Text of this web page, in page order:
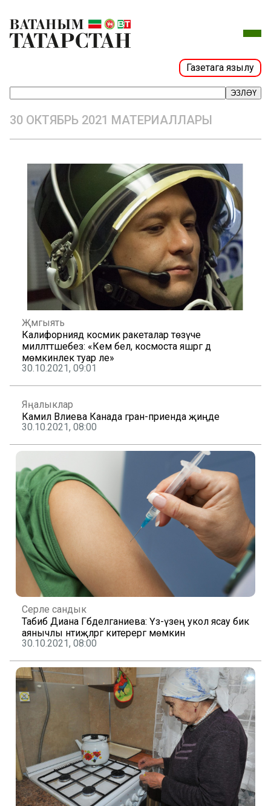
Газетага язылу
ЭЗЛӘҮ
30 ОКТЯБРЬ 2021 МАТЕРИАЛЛАРЫ
Җәмгыять
Калифорниядә космик ракеталар төзүче
милләттәшебез: «Кем белә, космоста яшәргә дә
мөмкинлек туар әле»
30.10.2021, 09:01
Яңалыклар
Камилә Вәлиева Канада гран-приенда җиңде
30.10.2021, 08:00
Серле сандык
Табиб Диана Гәбделганиева: Үз-үзеңә укол ясау бик
аянычлы нәтиҗәләргә китерергә мөмкин
30.10.2021, 08:00